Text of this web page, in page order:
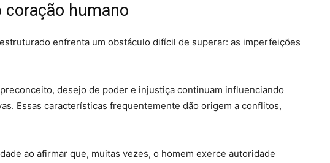
coração humano
enfrenta um obstáculo difícil de superar: as imperfeições
desejo de poder e injustiça continuam influenciando
Essas características frequentemente dão origem a conflitos,
ao afirmar que, muitas vezes, o homem exerce autoridade